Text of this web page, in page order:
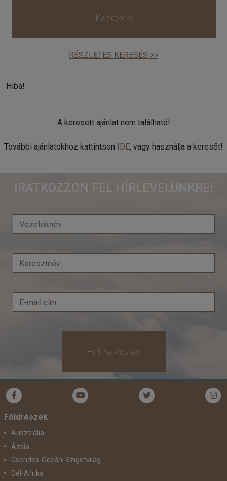
Keresés
RÉSZLETES KERESÉS >>
Hiba!
A keresett ajánlat nem található!
További ajánlatokhoz kattintson IDE, vagy használja a keresőt!
IRATKOZZON FEL HÍRLEVELÜNKRE!
Feliratkozás
Földrészek
Ausztrália
Ázsia
Csendes-Óceáni Szigetvilág
Dél-Afrika